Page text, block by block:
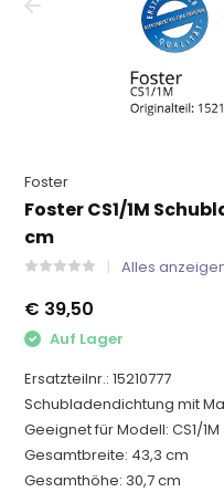
Foster
Foster CS1/1M
cm
Alles
€ 39,50
Auf Lager
Ersatzteilnr.: 15210777
Schubladendichtung mit
Geeignet für Modell: CS1/1M
Gesamtbreite: 43,3 cm
Gesamthöhe: 30,7 cm